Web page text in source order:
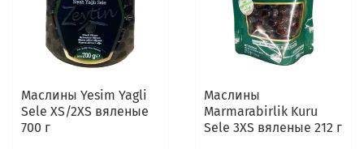
Маслины Yesim Yagli
Sele XS/2XS вяленые
700 г
Маслины
Marmarabirlik Kuru
Sele 3XS вяленые 212 г